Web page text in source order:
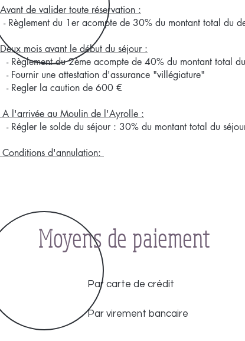
de valider toute réservation :
du 1er acompte de 30% du montant total du
mois avant le début du séjour :
du 2ème acompte de 40% du montant total
une attestation d'assurance "villégiature"
la caution de 600 €
A l'arrivée au Moulin de l'Ayrolle :
le solde du séjour : 30% du montant total du
Conditions d'annulation:
Moyens de paiement
Par carte de crédit
Par virement bancaire